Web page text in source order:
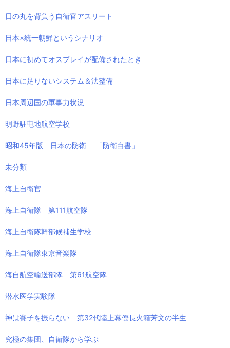
日の丸を背負う自衛官アスリート
日本×統一朝鮮というシナリオ
日本に初めてオスプレイが配備されたとき
日本に足りないシステム＆法整備
日本周辺国の軍事力状況
明野駐屯地航空学校
昭和45年版 日本の防衛 「防衛白書」
未分類
海上自衛官
海上自衛隊 第111航空隊
海上自衛隊幹部候補生学校
海上自衛隊東京音楽隊
海自航空輸送部隊 第61航空隊
潜水医学実験隊
神は賽子を振らない 第32代陸上幕僚長火箱芳文の半生
究極の集団、自衛隊から学ぶ